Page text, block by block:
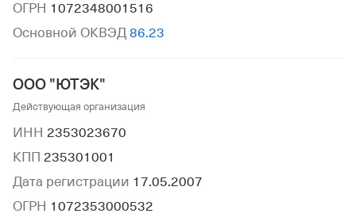
ОГРН 1072348001516
Основной ОКВЭД 86.23
ООО "ЮТЭК"
Действующая организация
ИНН 2353023670
КПП 235301001
Дата регистрации 17.05.2007
ОГРН 1072353000532